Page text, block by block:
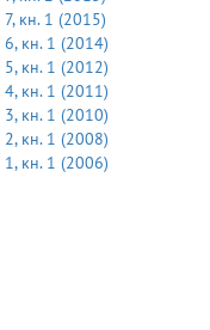
7, кн. 1 (2015)
6, кн. 1 (2014)
5, кн. 1 (2012)
4, кн. 1 (2011)
3, кн. 1 (2010)
2, кн. 1 (2008)
1, кн. 1 (2006)